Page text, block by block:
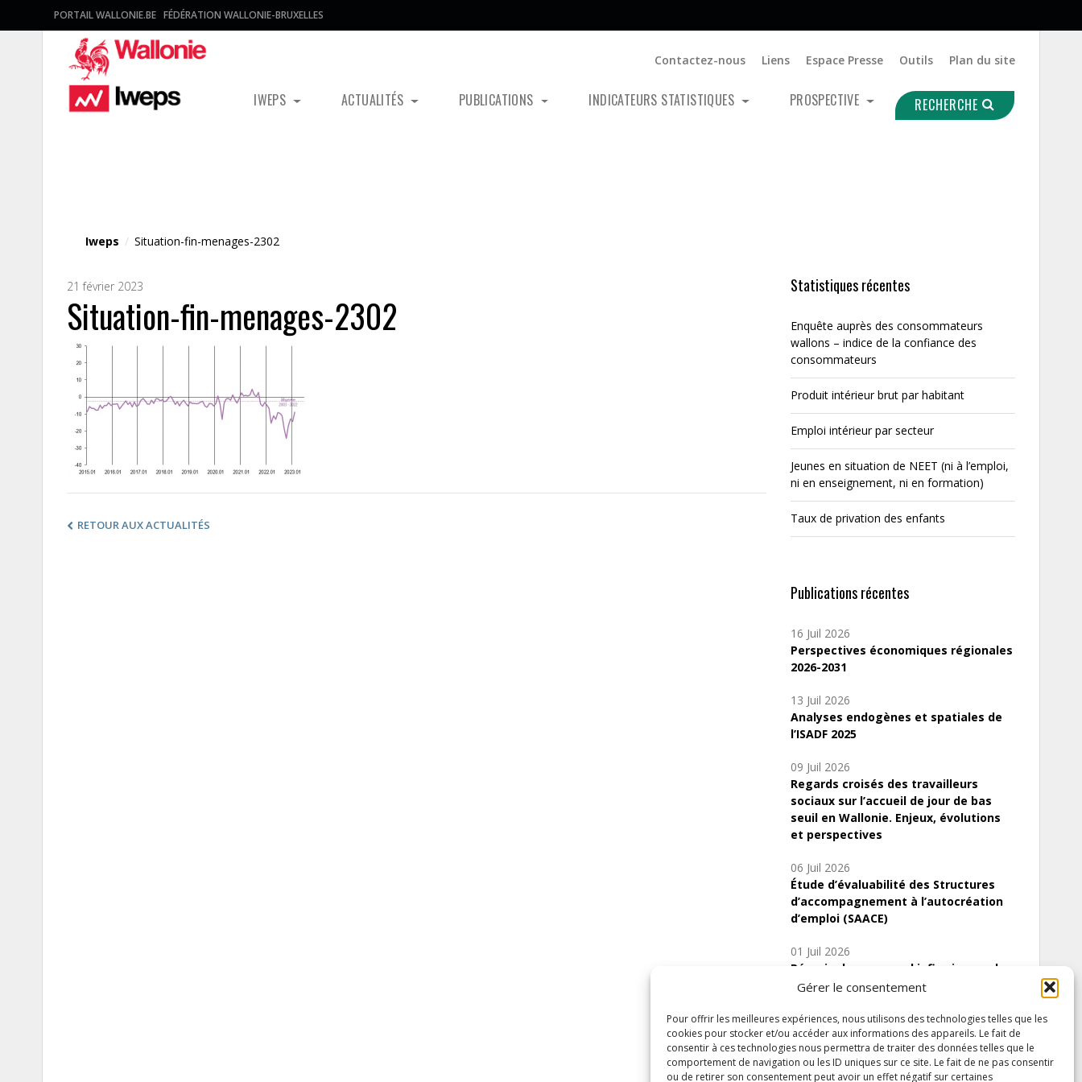
Gérer le consentement
Pour offrir les meilleures expériences, nous utilisons des technologies telles que les
cookies pour stocker et/ou accéder aux informations des appareils. Le fait de
consentir à ces technologies nous permettra de traiter des données telles que le
comportement de navigation ou les ID uniques sur ce site. Le fait de ne pas consentir
ou de retirer son consentement peut avoir un effet négatif sur certaines
PORTAIL WALLONIE.BE FÉDÉRATION WALLONIE-BRUXELLES
Contactez-nous Liens Espace Presse Outils Plan du site
IWEPS ACTUALITÉS PUBLICATIONS INDICATEURS STATISTIQUES PROSPECTIVE RECHERCHE
Iweps / Situation-fin-menages-2302
21 février 2023
Situation-fin-menages-2302
RETOUR AUX ACTUALITÉS
Statistiques récentes
Enquête auprès des consommateurs
wallons – indice de la confiance des
consommateurs
Produit intérieur brut par habitant
Emploi intérieur par secteur
Jeunes en situation de NEET (ni à l’emploi,
ni en enseignement, ni en formation)
Taux de privation des enfants
Publications récentes
16 Juil 2026
Perspectives économiques régionales
2026-2031
13 Juil 2026
Analyses endogènes et spatiales de
l’ISADF 2025
09 Juil 2026
Regards croisés des travailleurs
sociaux sur l’accueil de jour de bas
seuil en Wallonie. Enjeux, évolutions
et perspectives
06 Juil 2026
Étude d’évaluabilité des Structures
d’accompagnement à l’autocréation
d’emploi (SAACE)
01 Juil 2026
Pénurie du personnel infirmier :quels
indicateurs d’offre de soins pour
Inscrivez-vous à notre newsletter